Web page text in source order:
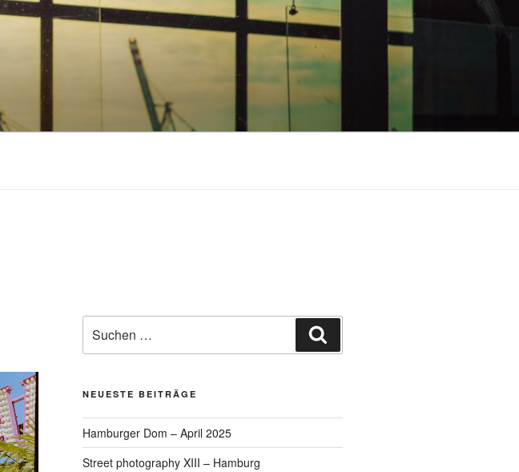
nach:
NEUESTE BEITRÄGE
Hamburger Dom – April 2025
Street photography XIII – Hamburg